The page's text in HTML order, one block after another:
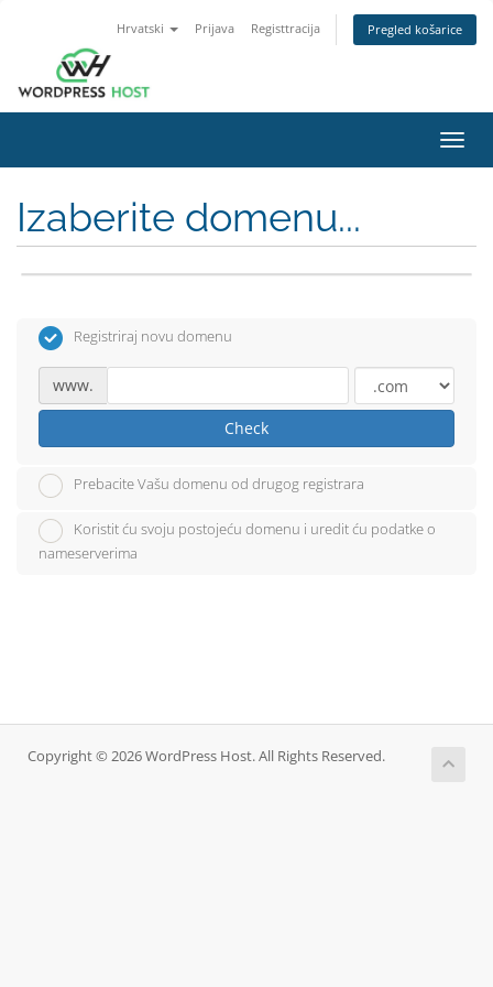
Hrvatski Prijava Registtracija Pregled košarice
Izaberite domenu...
Registriraj novu domenu
www.
Check
Prebacite Vašu domenu od drugog registrara
Koristit ću svoju postojeću domenu i uredit ću podatke o
nameserverima
Copyright © 2026 WordPress Host. All Rights Reserved.